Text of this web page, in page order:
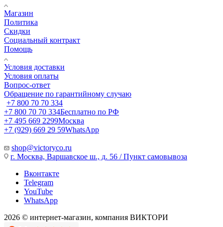
Магазин
Политика
Скидки
Социальный контракт
Помощь
Условия доставки
Условия оплаты
Вопрос-ответ
Обращение по гарантийному случаю
+7 800 70 70 334
+7 800 70 70 334Бесплатно по РФ
+7 495 669 2299Москва
+7 (929) 669 29 59WhatsApp
shop@victoryco.ru
г. Москва, Варшавское ш., д. 56 / Пункт самовывоза
Вконтакте
Telegram
YouTube
WhatsApp
2026 © интернет-магазин, компания ВИКТОРИ